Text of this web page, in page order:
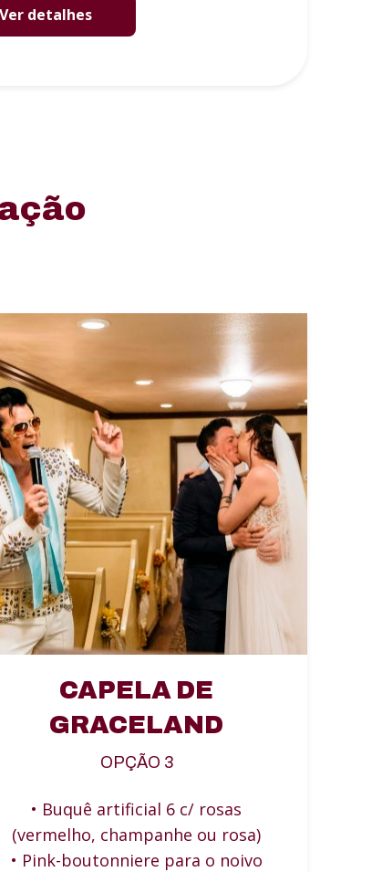
Ver detalhes
CAPELA DE
GRACELAND
OPÇÃO 3
• Buquê artificial 6 c/ rosas
(vermelho, champanhe ou rosa)
• Pink-boutonniere para o noivo